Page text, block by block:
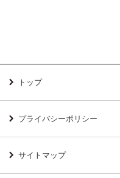
トップ
プライバシーポリシー
サイトマップ